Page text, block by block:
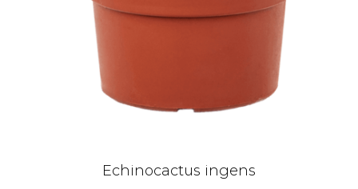
Echinocactus ingens